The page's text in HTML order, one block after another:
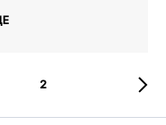
2